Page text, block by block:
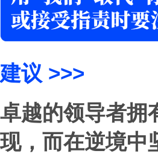
建议
用防备之心
判时，人们通